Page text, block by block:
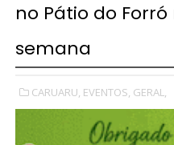
no Pátio do
semana
CARUARU, EVENTOS, GERAL,